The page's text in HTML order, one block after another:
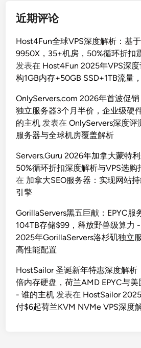
近期评论
Host4Fun全球VPS深度解析：基
9950X，35+机房，50%循环折扣
发表在 Host4Fun 2025年VPS深
构1GB内存+50GB SSD+1TB流量
OnlyServers.com 2026年首波促
独立服务器3个月半价，企业级硬
的主机 发表在OnlyServers深度评
服务器与全球机房覆盖解析
Servers.Guru 2026年加拿大蒙特
50%循环折扣深度解析与VPS选
在 加拿大SEO服务器：实现网站
引擎
GorillaServers黑五巨献：EPYC服
104TB存储$99，释放野兽级算力
2025年GorillaServers洛杉矶独立
高性能配置
HostSailor 圣诞新年特惠深度解析
倍内存硬盘，荷兰AMD EPYC与
- 谁的主机 发表在 HostSailor
付$6起荷兰KVM NVMe VPS深度